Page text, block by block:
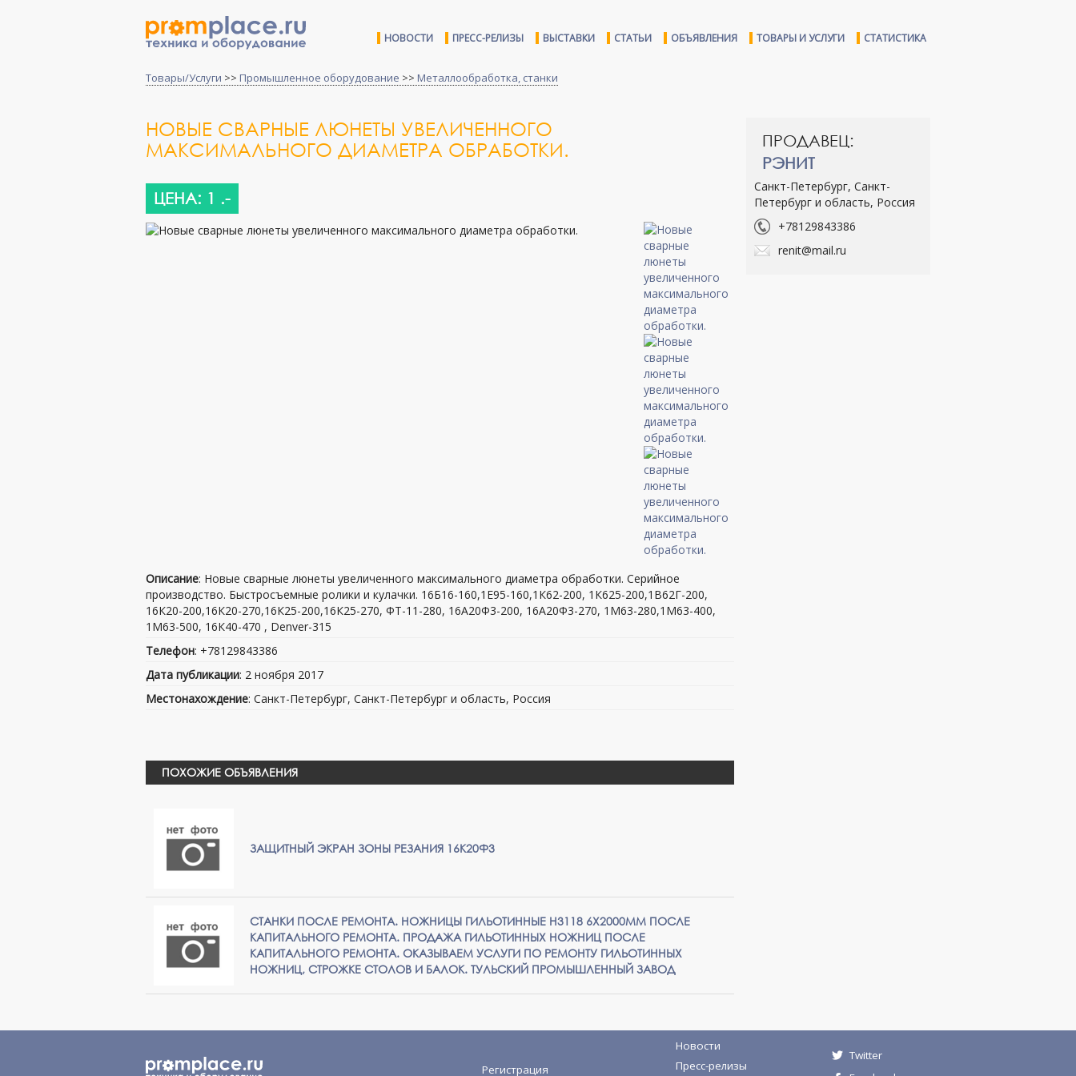
НОВОСТИ ПРЕСС-РЕЛИЗЫ ВЫСТАВКИ СТАТЬИ ОБЪЯВЛЕНИЯ ТОВАРЫ И УСЛУГИ СТАТИСТИКА
Товары/Услуги >> Промышленное оборудование >> Металлообработка, станки
НОВЫЕ СВАРНЫЕ ЛЮНЕТЫ УВЕЛИЧЕННОГО
МАКСИМАЛЬНОГО ДИАМЕТРА ОБРАБОТКИ.
ЦЕНА: 1 .-
Описание: Новые сварные люнеты увеличенного максимального диаметра обработки. Серийное
производство. Быстросъемные ролики и кулачки. 16Б16-160,1Е95-160,1К62-200, 1К625-200,1В62Г-200,
16К20-200,16К20-270,16К25-200,16К25-270, ФТ-11-280, 16А20Ф3-200, 16А20Ф3-270, 1М63-280,1М63-400,
1М63-500, 16К40-470 , Denver-315
Телефон: +78129843386
Дата публикации: 2 ноября 2017
Местонахождение: Санкт-Петербург, Санкт-Петербург и область, Россия
ПОХОЖИЕ ОБЪЯВЛЕНИЯ
ЗАЩИТНЫЙ ЭКРАН ЗОНЫ РЕЗАНИЯ 16К20Ф3
СТАНКИ ПОСЛЕ РЕМОНТА. НОЖНИЦЫ ГИЛЬОТИННЫЕ Н3118 6Х2000ММ ПОСЛЕ
КАПИТАЛЬНОГО РЕМОНТА. ПРОДАЖА ГИЛЬОТИННЫХ НОЖНИЦ ПОСЛЕ
КАПИТАЛЬНОГО РЕМОНТА. ОКАЗЫВАЕМ УСЛУГИ ПО РЕМОНТУ ГИЛЬОТИННЫХ
НОЖНИЦ, СТРОЖКЕ СТОЛОВ И БАЛОК. ТУЛЬСКИЙ ПРОМЫШЛЕННЫЙ ЗАВОД
ПРОДАВЕЦ:
РЭНИТ
Санкт-Петербург, Санкт-
Петербург и область, Россия
+78129843386
renit@mail.ru
Регистрация
Новости
Пресс-релизы
Twitter